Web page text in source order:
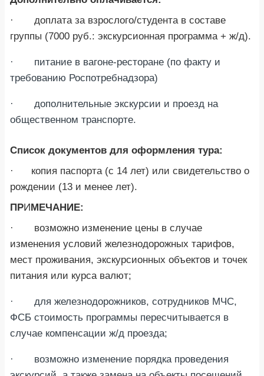
· доплата за взрослого/студента в составе
группы (7000 руб.: экскурсионная программа + ж/д).
· питание в вагоне-ресторане (по факту и
требованию Роспотребнадзора)
· дополнительные экскурсии и проезд на
общественном транспорте.
Список документов для оформления тура:
· копия паспорта (с 14 лет) или свидетельство о
рождении (13 и менее лет).
ПРИМЕЧАНИЕ:
· возможно изменение цены в случае
изменения условий железнодорожных тарифов,
мест проживания, экскурсионных объектов и точек
питания или курса валют;
· для железнодорожников, сотрудников МЧС,
ФСБ стоимость программы пересчитывается в
случае компенсации ж/д проезда;
· возможно изменение порядка проведения